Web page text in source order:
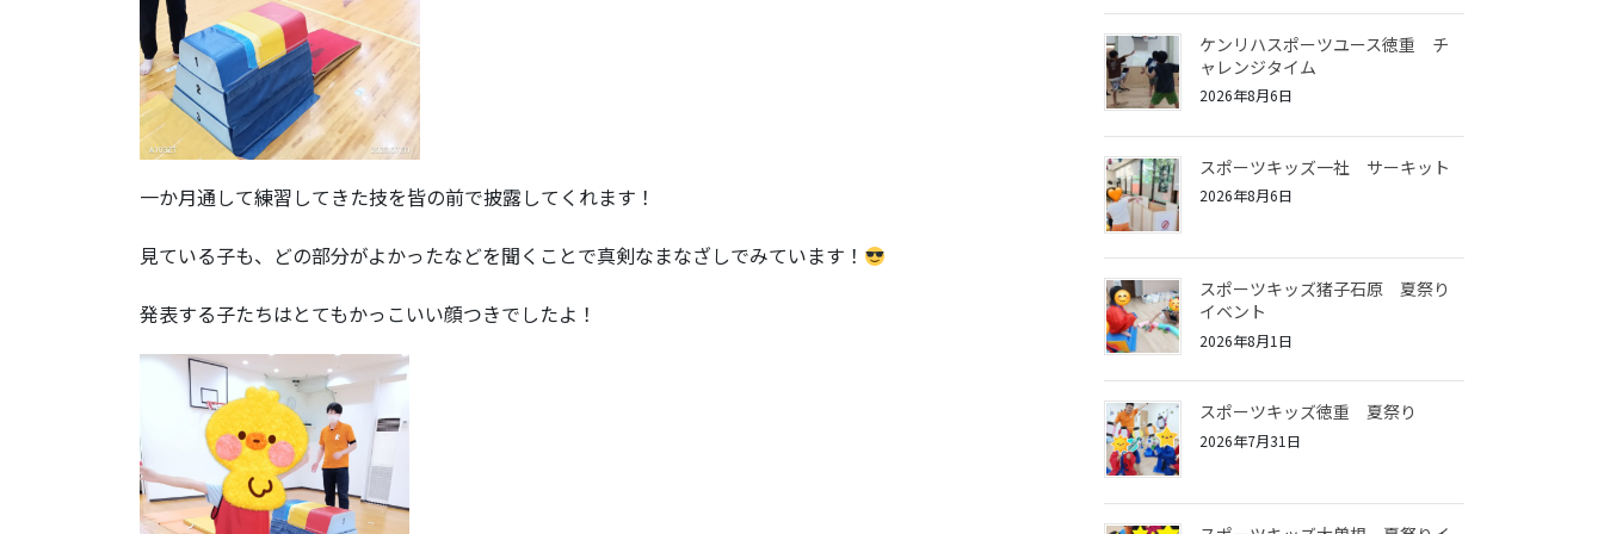
一か月通して練習してきた技を皆の前で披露してくれます！
見ている子も、どの部分がよかったなどを聞くことで真剣なまなざしでみています！
発表する子たちはとてもかっこいい顔つきでしたよ！
ケンリハスポーツユース徳重 チ
ャレンジタイム
2026年8月6日
スポーツキッズ一社 サーキット
2026年8月6日
スポーツキッズ猪子石原 夏祭り
イベント
2026年8月1日
スポーツキッズ徳重 夏祭り
2026年7月31日